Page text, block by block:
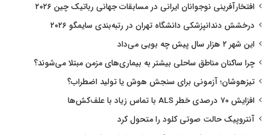
افتخارآفرینی نوجوانان ایرانی در مسابقات جهانی رباتیک چین ۲۰۲۶
درخشش دندانپزشکی دانشگاه تهران در رتبه‌بندی سایمگو ۲۰۲۶
این شهر ۲ هزار سال پیش چه بویی می‌داد
چرا ساکنان مناطق ساحلی بیشتر به بیماری‌های مزمن مبتلا می‌شوند؟
تیزهوشان؛ آزمونی برای سنجش هوش یا تولید اضطراب؟
افزایش ۷۰ درصدی خطر ALS با تماس زیاد با علف‌کش‌ها
آنتروپیک حالت صوتی کلود را متحول کرد